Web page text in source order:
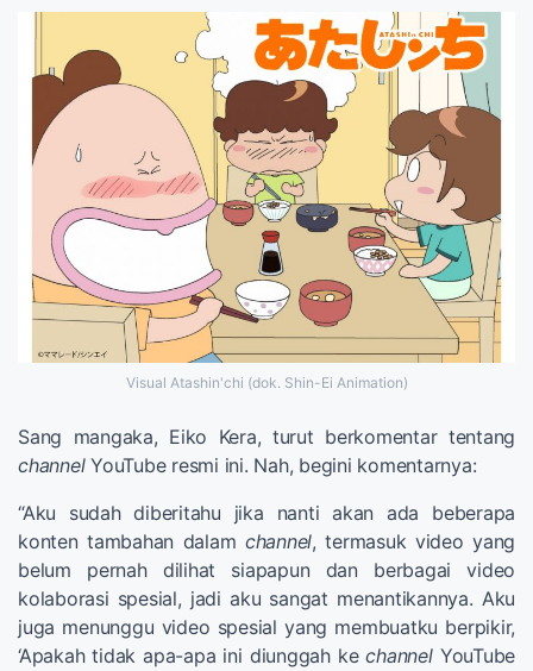
Visual Atashin'chi (dok. Shin-Ei Animation)
Sang mangaka, Eiko Kera, turut berkomentar tentang
channelYouTube resmi ini. Nah, begini komentarnya:
“Aku sudah diberitahu jika nanti akan ada beberapa
konten tambahan dalam channel, termasuk video yang
belum pernah dilihat siapapun dan berbagai video
kolaborasi spesial, jadi aku sangat menantikannya. Aku
juga menunggu video spesial yang membuatku berpikir,
‘Apakah tidak apa-apa ini diunggah kechannelYouTube